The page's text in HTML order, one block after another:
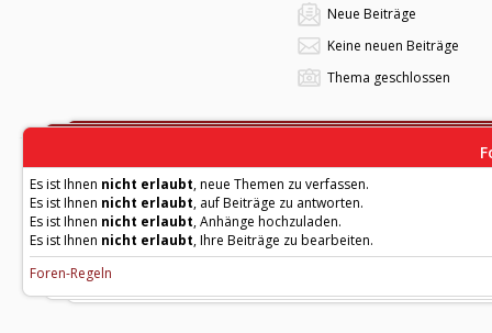
Neue Beiträge
Keine neuen Beiträge
Thema geschlossen
Es ist Ihnen nicht erlaubt, neue Themen zu verfassen.
Es ist Ihnen nicht erlaubt, auf Beiträge zu antworten.
Es ist Ihnen nicht erlaubt, Anhänge hochzuladen.
Es ist Ihnen nicht erlaubt, Ihre Beiträge zu bearbeiten.
Foren-Regeln